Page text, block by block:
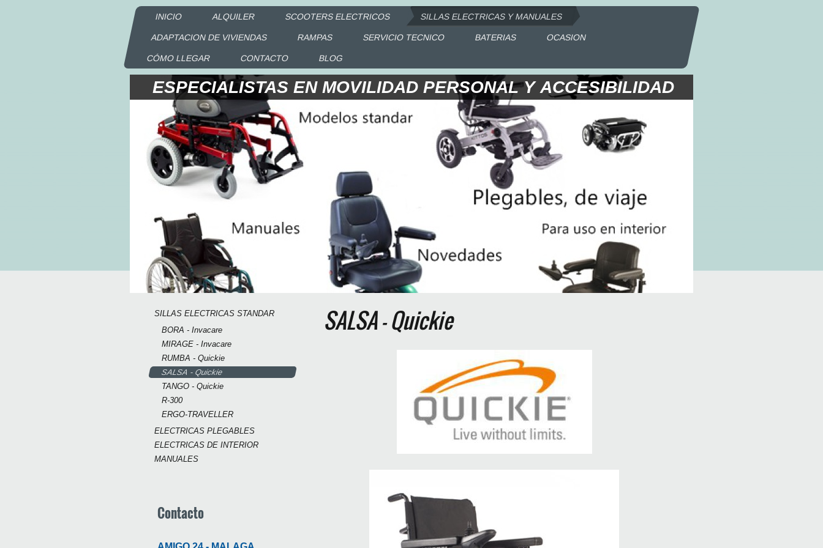
INICIO ALQUILER SCOOTERS ELECTRICOS SILLAS ELECTRICAS Y MANUALES
ADAPTACION DE VIVIENDAS RAMPAS SERVICIO TECNICO BATERIAS OCASION
CÓMO LLEGAR CONTACTO BLOG
ESPECIALISTAS EN MOVILIDAD PERSONAL Y ACCESIBILIDAD
SALSA - Quickie
SILLAS ELECTRICAS STANDAR
BORA - Invacare
MIRAGE - Invacare
RUMBA - Quickie
SALSA - Quickie
TANGO - Quickie
R-300
ERGO-TRAVELLER
ELECTRICAS PLEGABLES
ELECTRICAS DE INTERIOR
MANUALES
Contacto